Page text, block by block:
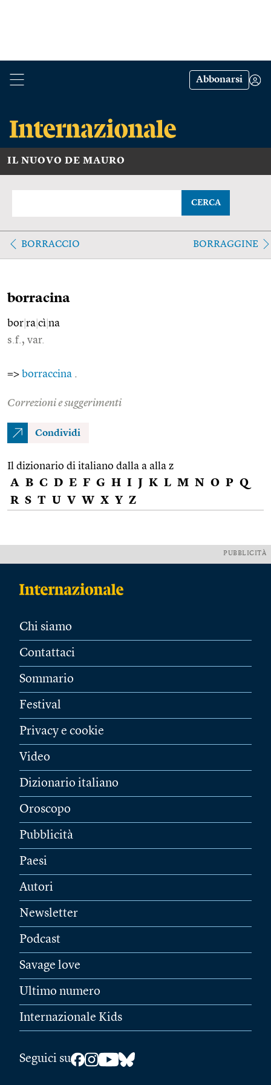
Abbonarsi
IL NUOVO DE MAURO
CERCA
BORRACCIO BORRAGGINE
borracina
bor ra cì na
s.f., var.
=> borraccina
Correzioni e suggerimenti
Condividi
Il dizionario di italiano dalla a alla z
A B C D E F G H I J K L M N O P Q
R S T U V W X Y Z
PUBBLICITÀ
Chi siamo
Contattaci
Sommario
Festival
Privacy e cookie
Video
Dizionario italiano
Oroscopo
Pubblicità
Paesi
Autori
Newsletter
Podcast
Savage love
Ultimo numero
Internazionale Kids
Seguici su